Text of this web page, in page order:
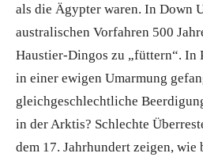
als die Ägypter waren. In Down
australischen Vorfahren 500
Haustier-Dingos zu „füttern“. In
in einer ewigen Umarmung
gleichgeschlechtliche
in der Arktis? Schlechte
dem 17. Jahrhundert zeigen, wie